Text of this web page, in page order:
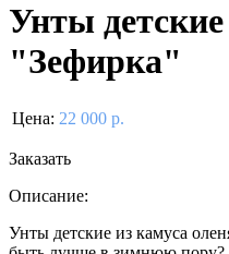
Унты
"Зефирка"
Цена: 22 000 р.
Заказать
Описание:
Унты детские из камуса